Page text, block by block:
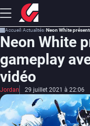
Accueil Actualités Neon White
Neon White
gameplay
vidéo
Jordan 29 juillet 2021 à 22:06